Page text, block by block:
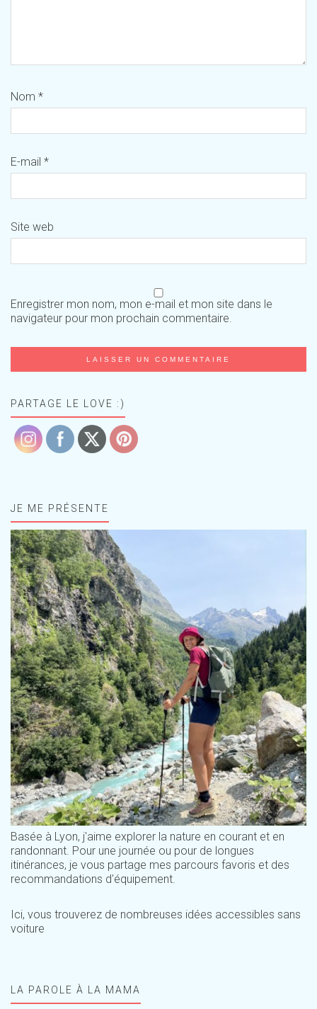
Nom *
E-mail *
Site web
Enregistrer mon nom, mon e-mail et mon site dans le
navigateur pour mon prochain commentaire.
PARTAGE LE LOVE :)
JE ME PRÉSENTE
Basée à Lyon, j'aime explorer la nature en courant et en
randonnant. Pour une journée ou pour de longues
itinérances, je vous partage mes parcours favoris et des
recommandations d'équipement.
Ici, vous trouverez de nombreuses idées accessibles sans
voiture
LA PAROLE À LA MAMA